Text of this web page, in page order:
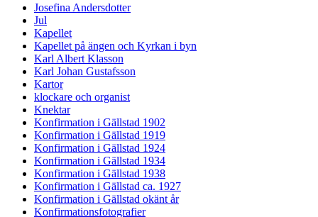
Josefina Andersdotter
Jul
Kapellet
Kapellet på ängen och Kyrkan i byn
Karl Albert Klasson
Karl Johan Gustafsson
Kartor
klockare och organist
Knektar
Konfirmation i Gällstad 1902
Konfirmation i Gällstad 1919
Konfirmation i Gällstad 1924
Konfirmation i Gällstad 1934
Konfirmation i Gällstad 1938
Konfirmation i Gällstad ca. 1927
Konfirmation i Gällstad okänt år
Konfirmationsfotografier